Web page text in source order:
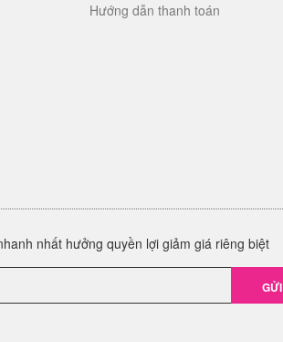
Hướng dẫn thanh toán
nhất hưởng quyền lợi giảm giá riêng biệt
GỬI